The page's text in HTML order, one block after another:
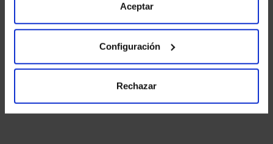
para más información.
Aceptar
Configuración
Rechazar